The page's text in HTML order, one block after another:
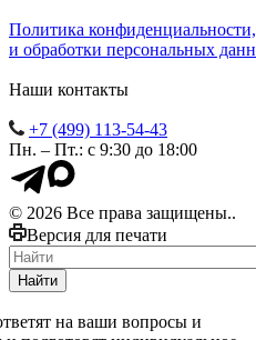
Политика
и обработки персональных
Наши контакты
+7 (499) 113-54-43
Пн. – Пт.: с 9:30 до 18:00
© 2026 Все права защищены..
Версия для печати
Найти
на ваши вопросы и